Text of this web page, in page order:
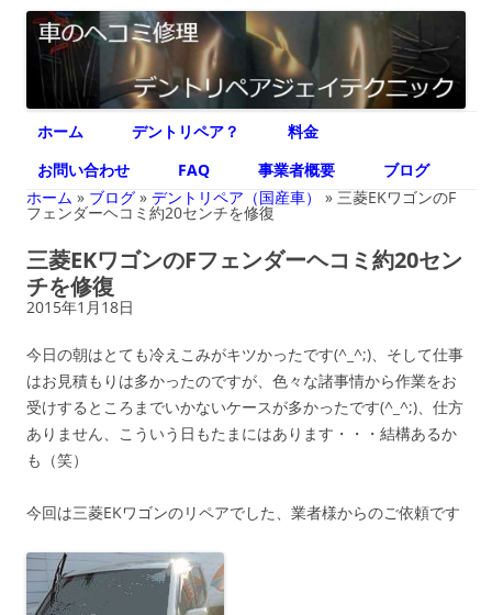
デントリペア ジェイテクニック
車のヘコミ修理専門 神奈川県横浜市 デントリペア ジェイテクニック
ン
ツ
へ
ス
キ
プ
ホーム デントリペア？
料金
お問い合わせ
FAQ 事業者概要
ブログ
ホーム » ブログ » デントリペア（国産車） » 三菱EKワゴンのF
フェンダーヘコミ約20センチを修復
三菱EKワゴンのFフェンダーヘコミ約20セン
チを修復
2015年1月18日
今日の朝はとても冷えこみがキツかったです(^_^;)、そして仕事
はお見積もりは多かったのですが、色々な諸事情から作業をお
受けするところまでいかないケースが多かったです(^_^;)、仕方
ありません、こういう日もたまにはあります・・・結構あるか
も（笑）
今回は三菱EKワゴンのリペアでした、業者様からのご依頼です